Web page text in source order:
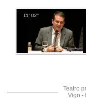
11' 02''
Teatro
Vigo -